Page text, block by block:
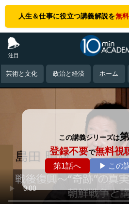
人生＆仕事に役立つ講義解説を無
注目
芸術と文化 政治と経済 ホーム
この講義シリーズは
登録不要で無料視
第1話へ ▶ この